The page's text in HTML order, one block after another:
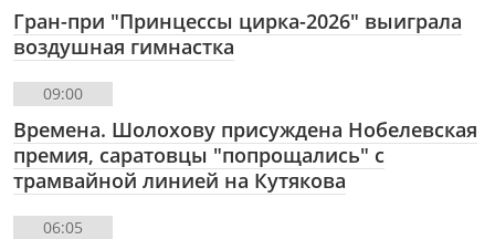
Гран-при "Принцессы цирка-2026" выиграла
воздушная гимнастка
09:00
Времена. Шолохову присуждена Нобелевская
премия, саратовцы "попрощались" с
трамвайной линией на Кутякова
06:05